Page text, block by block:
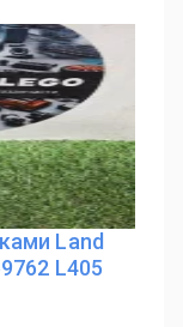
Land
L405